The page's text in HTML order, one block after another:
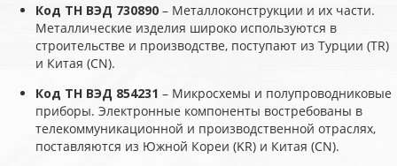
Код ТН ВЭД 730890 – Металлоконструкции и их части.
Металлические изделия широко используются в
строительстве и производстве, поступают из Турции (TR)
и Китая (CN).
Код ТН ВЭД 854231 – Микросхемы и полупроводниковые
приборы. Электронные компоненты востребованы в
телекоммуникационной и производственной отраслях,
поставляются из Южной Кореи (KR) и Китая (CN).